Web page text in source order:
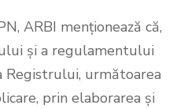
ARBI menționează că,
și a regulamentului
următoarea
prin elaborarea și